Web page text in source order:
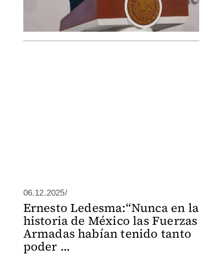
06.12.2025/
Ernesto Ledesma:“Nunca en la
historia de México las Fuerzas
Armadas habían tenido tanto
poder ...